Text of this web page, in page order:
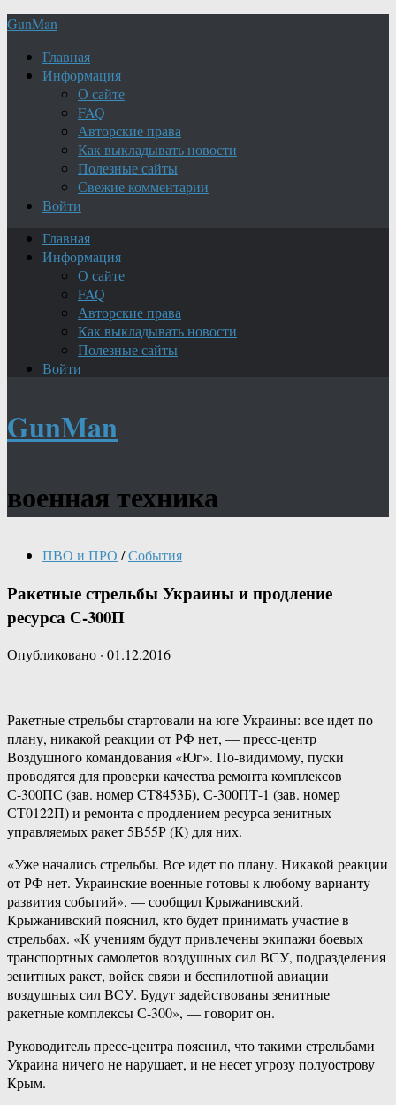
GunMan
Главная
Информация
О сайте
FAQ
Авторские права
Как выкладывать новости
Полезные сайты
Свежие комментарии
Войти
Главная
Информация
О сайте
FAQ
Авторские права
Как выкладывать новости
Полезные сайты
Войти
GunMan
военная техника
ПВО и ПРО /События
Ракетные стрельбы Украины и продление
ресурса С-300П
Опубликовано · 01.12.2016
Ракетные стрельбы стартовали на юге Украины: все идет по
плану, никакой реакции от РФ нет, — пресс-центр
Воздушного командования «Юг». По-видимому, пуски
проводятся для проверки качества ремонта комплексов
С-300ПС (зав. номер СТ8453Б), С-300ПТ-1 (зав. номер
СТ0122П) и ремонта с продлением ресурса зенитных
управляемых ракет 5В55Р (К) для них.
«Уже начались стрельбы. Все идет по плану. Никакой реакции
от РФ нет. Украинские военные готовы к любому варианту
развития событий», — сообщил Крыжанивский.
Крыжанивский пояснил, кто будет принимать участие в
стрельбах. «К учениям будут привлечены экипажи боевых
транспортных самолетов воздушных сил ВСУ, подразделения
зенитных ракет, войск связи и беспилотной авиации
воздушных сил ВСУ. Будут задействованы зенитные
ракетные комплексы С-300», — говорит он.
Руководитель пресс-центра пояснил, что такими стрельбами
Украина ничего не нарушает, и не несет угрозу полуострову
Крым.